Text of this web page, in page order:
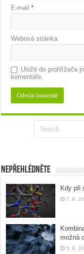
E-mail*
Webová stránka
Uložit do prohlížeče
komentáře.
Nepřehlédněte
Kdy při
7. 8.
možná
5. 8.